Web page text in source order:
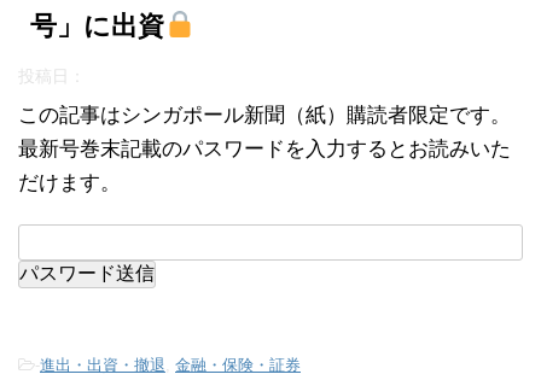
号」に出資
投稿日：
この記事はシンガポール新聞（紙）購読者限定です。
最新号巻末記載のパスワードを入力するとお読みいた
だけます。
-進出・出資・撤退 金融・保険・証券